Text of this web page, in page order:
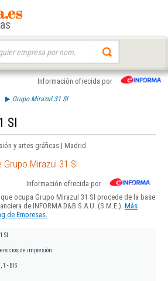
Información ofrecida por
Grupo Mirazul 31 Sl
Sl
y artes gráficas | Madrid
Mirazul 31 Sl
Información ofrecida por
ocupa Grupo Mirazul 31 Sl procede de la base
de INFORMA D&B S.A.U. (S.M.E.). Más
de Empresas.
Sl
de impresión.
1 - BIS